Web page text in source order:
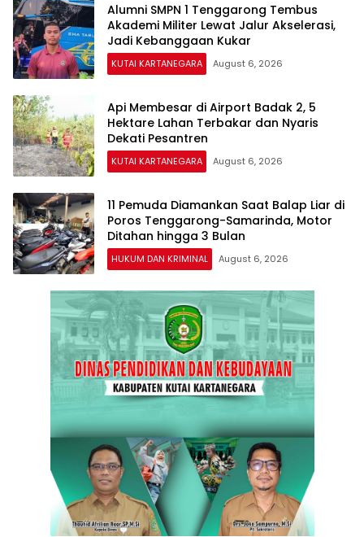
Alumni SMPN 1 Tenggarong Tembus
Akademi Militer Lewat Jalur Akselerasi,
Jadi Kebanggaan Kukar
KUTAI KARTANEGARA August 6, 2026
Api Membesar di Airport Badak 2, 5
Hektare Lahan Terbakar dan Nyaris
Dekati Pesantren
KUTAI KARTANEGARA August 6, 2026
11 Pemuda Diamankan Saat Balap Liar di
Poros Tenggarong-Samarinda, Motor
Ditahan hingga 3 Bulan
HUKUM DAN KRIMINAL August 6, 2026